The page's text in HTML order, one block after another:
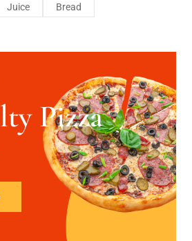
Juice Bread
Pizza